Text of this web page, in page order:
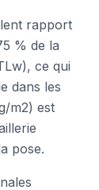
rapport
% de la
ce qui
dans les
m2) est
pose.